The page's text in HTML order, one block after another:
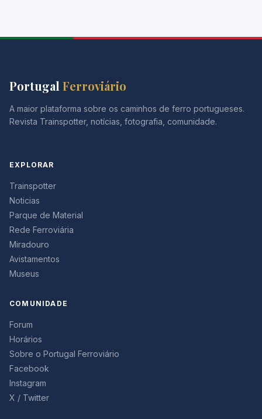
Portugal Ferroviário
A maior plataforma sobre os caminhos de ferro portugueses.
Revista Trainspotter, notícias, fotografia, comunidade.
EXPLORAR
Trainspotter
Noticias
Parque de Material
Rede Ferroviária
Miradouro
Avistamentos
Museus
COMUNIDADE
Forum
Horários
Sobre o Portugal Ferroviário
Facebook
Instagram
X / Twitter